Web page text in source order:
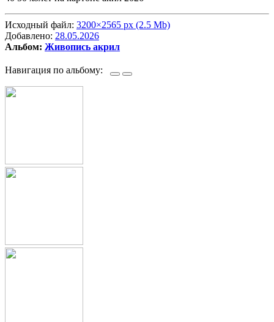
Исходный файл: 3200×2565 px (2.5 Mb)
Добавлено: 28.05.2026
Альбом: Живопись акрил
Навигация по альбому: